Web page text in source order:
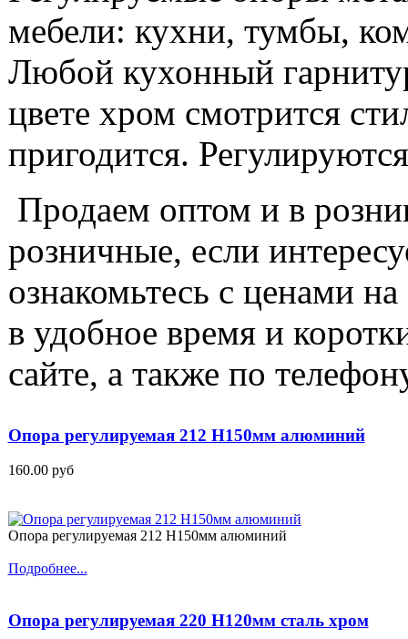
мебели: кухни, тумбы,
Любой кухонный
цвете хром смотрится
пригодится. Регулируются
Продаем оптом и в
розничные, если
ознакомьтесь с ценами на
в удобное времяи
сайте, а также по
Опора регулируемая 212 H150мм алюминий
160.00 руб
Опора регулируемая 212 H150мм алюминий
Подробнее...
Опора регулируемая 220 H120мм сталь хром